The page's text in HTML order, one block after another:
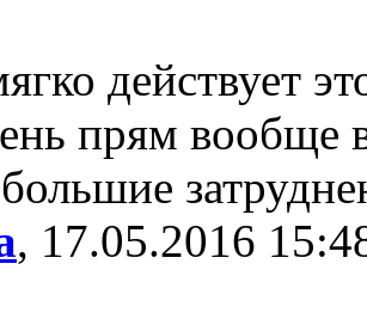
действует
прям вообще
, 17.05.2016